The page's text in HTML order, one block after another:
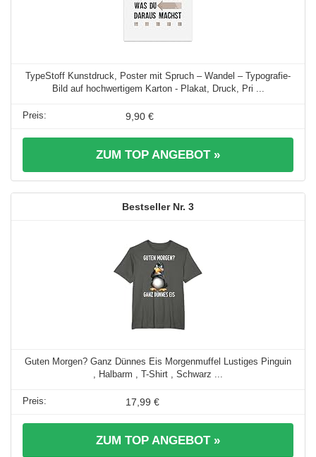
TypeStoff Kunstdruck, Poster mit Spruch – Wandel – Typografie-
Bild auf hochwertigem Karton - Plakat, Druck, Pri ...
9,90 €
ZUM TOP ANGEBOT »
3
Guten Morgen? Ganz Dünnes Eis Morgenmuffel Lustiges Pinguin
, Halbarm , T-Shirt , Schwarz ...
17,99 €
ZUM TOP ANGEBOT »